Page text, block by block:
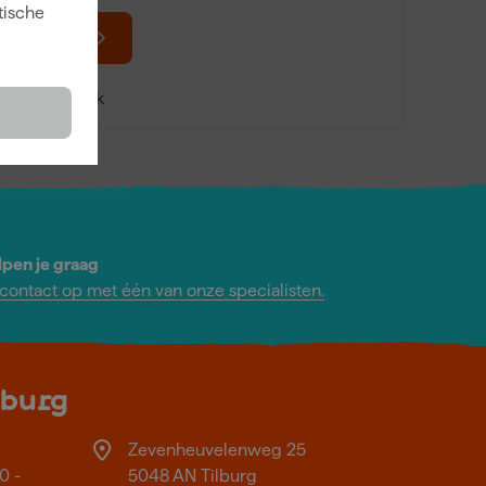
Vergelijk
je graag
op met één van onze specialisten.
-
Zevenheuvelenweg 25
5048 AN Tilburg